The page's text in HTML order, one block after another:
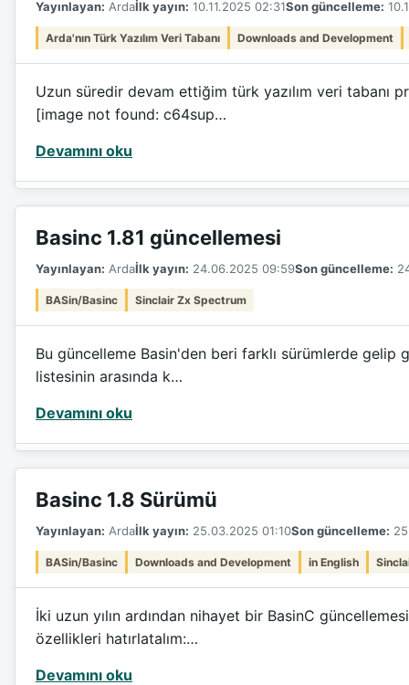
Yayınlayan: Ardaİlk yayın: 10.11.2025 02:31Son güncelleme:
Arda'nın Türk Yazılım Veri Tabanı Downloads and Development
Uzun süredir devam ettiğim türk yazılım veri tabanı
[image not found: c64sup…
Devamını oku
Basinc 1.81 güncellemesi
Yayınlayan: Ardaİlk yayın: 24.06.2025 09:59Son güncelleme:
BASin/Basinc Sinclair Zx Spectrum
Bu güncelleme Basin'den beri farklı sürümlerde
listesinin arasında k…
Devamını oku
Basinc 1.8 Sürümü
Yayınlayan: Ardaİlk yayın: 25.03.2025 01:10Son güncelleme:
BASin/Basinc Downloads and Development in English
İki uzun yılın ardından nihayet bir BasinC
özellikleri hatırlatalım:…
Devamını oku